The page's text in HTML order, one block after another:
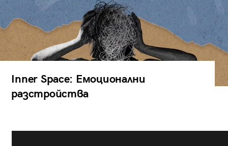
Inner Space: Емоционални
разстройства